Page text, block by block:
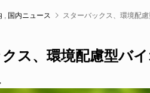
, 国内ニュース スターバックス、環境配
ス、環境配慮型バ